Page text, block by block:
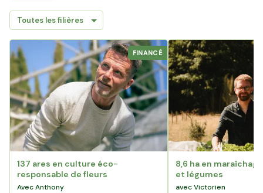
FINANCÉ
137 ares en culture éco-
responsable de fleurs
Avec Anthony
8,6 ha en
et légumes
avec Victorien